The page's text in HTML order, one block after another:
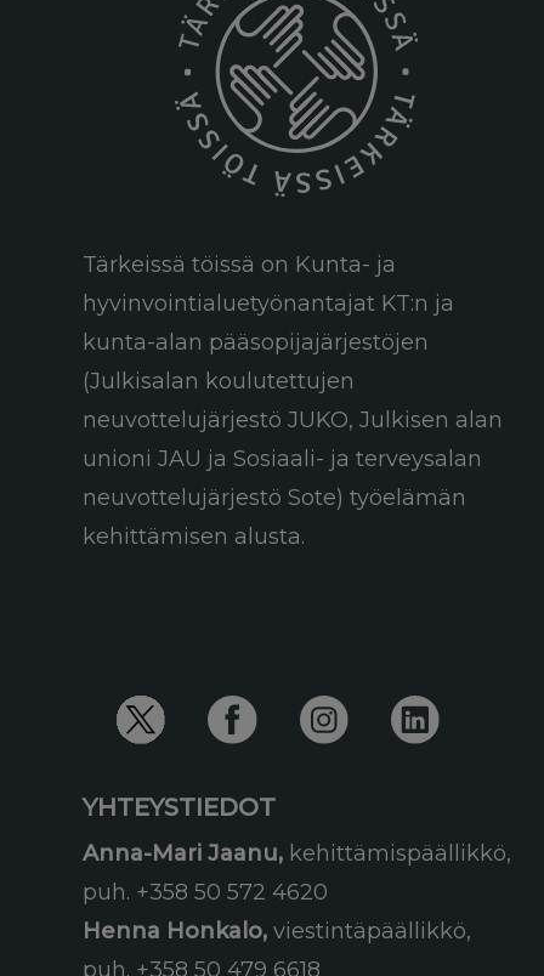
Tärkeissä töissä on Kunta- ja
hyvinvointialuetyönantajat KT:n ja
kunta-alan pääsopijajärjestöjen
(Julkisalan koulutettujen
neuvottelujärjestö JUKO, Julkisen alan
unioni JAU ja Sosiaali- ja terveysalan
neuvottelujärjestö Sote) työelämän
kehittämisen alusta.
YHTEYSTIEDOT
Anna-Mari Jaanu, kehittämispäällikkö,
puh. +358 50 572 4620
Henna Honkalo, viestintäpäällikkö,
puh. +358 50 479 6618